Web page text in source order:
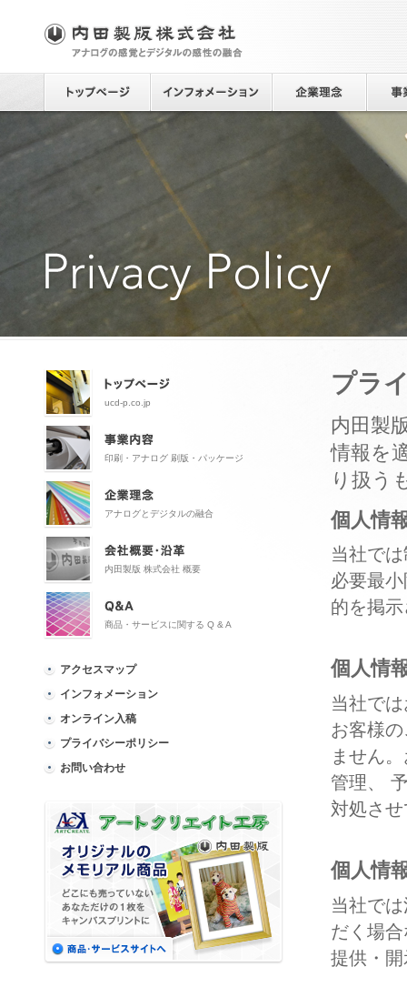
プラ
内田製
情報を
り扱う
個人情
当社で
必要最
的を掲
個人情
当社で
お客様
ません
管理、
対処さ
個人情
当社で
だく場
提供・
ucd-p.co.jp
印刷・アナログ 刷版・パッケージ
アナログとデジタルの融合
内田製版 株式会社 概要
商品・サービスに関する Q & A
アクセスマップ
インフォメーション
オンライン入稿
プライバシーポリシー
お問い合わせ